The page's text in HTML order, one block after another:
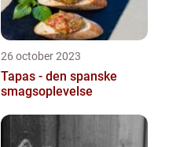
26 october 2023
Tapas - den spanske
smagsoplevelse